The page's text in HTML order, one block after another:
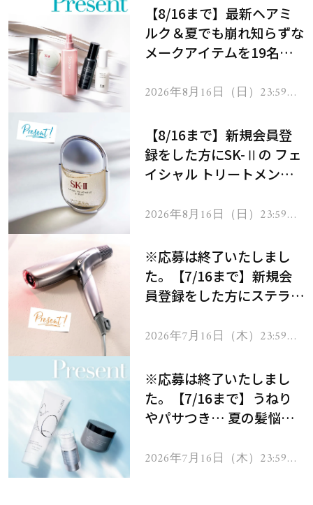
【8/16まで】最新ヘアミ
ルク＆夏でも崩れ知らずな
メークアイテムを19名様
2026年8月16日（日）23:59ま
【8/16まで】新規会員登
録をした方にSK-Ⅱの フェ
イシャル トリートメント
2026年8月16日（日）23:59ま
※応募は終了いたしまし
た。【7/16まで】新規会
員登録をした方にステラボ
ヘアドライヤー ジュエル
2026年7月16日（木）23:59ま
※応募は終了いたしまし
た。【7/16まで】うねり
やパサつき… 夏の髪悩み
ムを13名様にプレゼン
2026年7月16日（木）23:59ま